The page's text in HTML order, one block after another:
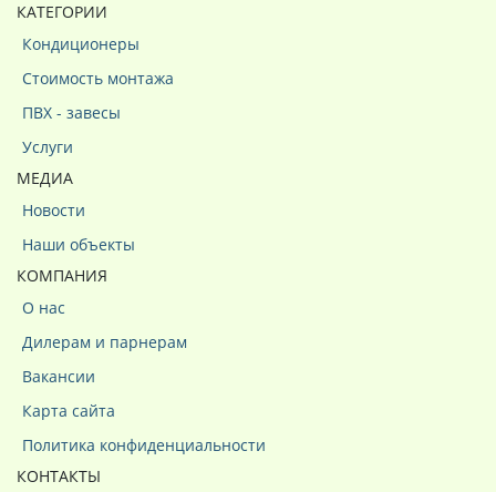
КАТЕГОРИИ
Кондиционеры
Стоимость монтажа
ПВХ - завесы
Услуги
МЕДИА
Новости
Наши объекты
КОМПАНИЯ
О нас
Дилерам и парнерам
Вакансии
Карта сайта
Политика конфиденциальности
КОНТАКТЫ